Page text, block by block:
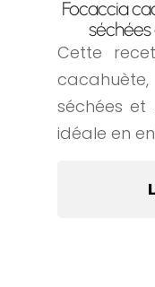
Focaccia
Cette
séchées
idéale en